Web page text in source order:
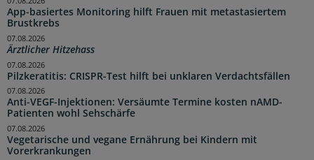
App-basiertes Monitoring hilft Frauen mit metastasiertem
Brustkrebs
Ärztlicher Hitzehass
07.08.2026
Pilzkeratitis: CRISPR-Test hilft bei unklaren Verdachtsfällen
07.08.2026
Anti-VEGF-Injektionen: Versäumte Termine kosten nAMD-
Patienten wohl Sehschärfe
07.08.2026
Vegetarische und vegane Ernährung bei Kindern mit
Vorerkrankungen
07.08.2026